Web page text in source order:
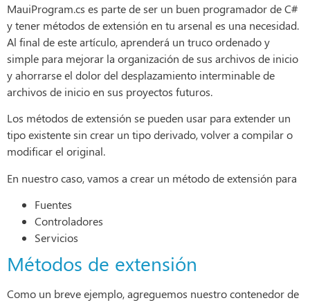
MauiProgram.cs es parte de ser un buen programador de C#
y tener métodos de extensión en tu arsenal es una necesidad.
Al final de este artículo, aprenderá un truco ordenado y
simple para mejorar la organización de sus archivos de inicio
y ahorrarse el dolor del desplazamiento interminable de
archivos de inicio en sus proyectos futuros.
Los métodos de extensión se pueden usar para extender un
tipo existente sin crear un tipo derivado, volver a compilar o
modificar el original.
En nuestro caso, vamos a crear un método de extensión para
Fuentes
Controladores
Servicios
Métodos de extensión
Como un breve ejemplo, agreguemos nuestro contenedor de